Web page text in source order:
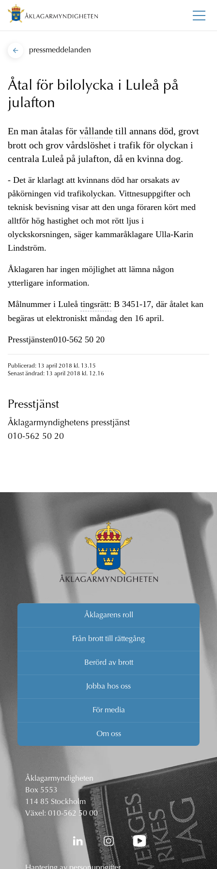
pressmeddelanden
Åtal för bilolycka i Luleå på
julafton
En man åtalas för vållande till annans död, grovt
brott och grov vårdslöshet i trafik för olyckan i
centrala Luleå på julafton, då en kvinna dog.
- Det är klarlagt att kvinnans död har orsakats av
påkörningen vid trafikolyckan. Vittnesuppgifter och
teknisk bevisning visar att den unga föraren kört med
alltför hög hastighet och mot rött ljus i
olyckskorsningen, säger kammaråklagare Ulla-Karin
Lindström.
Åklagaren har ingen möjlighet att lämna någon
ytterligare information.
Målnummer i Luleå tingsrätt: B 3451-17, där åtalet kan
begäras ut elektroniskt måndag den 16 april.
Presstjänsten010-562 50 20
Publicerad: 13 april 2018 kl. 13.15
Senast ändrad: 13 april 2018 kl. 12.16
Presstjänst
Åklagarmyndighetens presstjänst
010-562 50 20
Åklagarens roll
Från brott till rättegång
Berörd av brott
Jobba hos oss
För media
Om oss
Åklagarmyndigheten
Box 5553
114 85 Stockholm
Växel: 010-562 50 00